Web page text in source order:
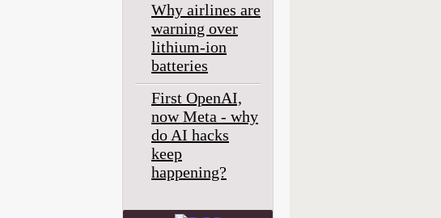
Why airlines are
warning over
lithium-ion
batteries
First OpenAI,
now Meta - why
do AI hacks
keep
happening?